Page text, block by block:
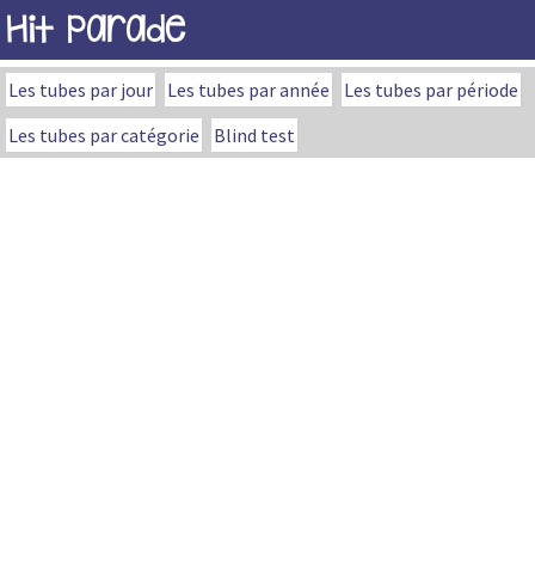
Hit Parade
Les tubes par jour Les tubes par année
Les tubes par période
Les tubes par catégorie
Blind test